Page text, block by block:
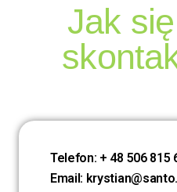
Jak
Telefon: + 48 506 815
Email: